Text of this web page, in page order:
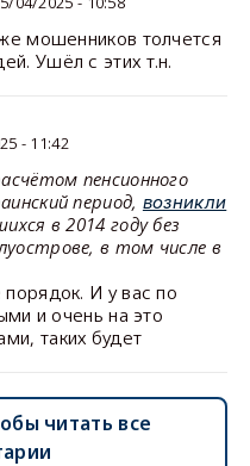
мошенников толчется
Ушёл с этих т.н.
- 11:42
пенсионного
период, возникли
в 2014 году без
в том числе в
И у вас по
и очень на это
таких будет
читать все